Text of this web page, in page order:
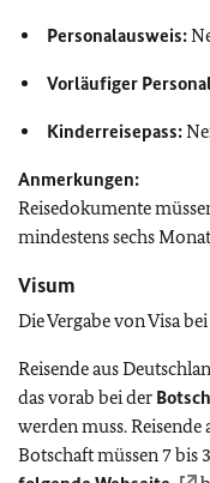
Personalausweis:
Vorläufiger
Kinderreisepass:
Anmerkungen:
Reisedokumente
mindestens sechs
Visum
Die Vergabe von Visa
Reisende aus
das vorab bei der
werden muss.
Botschaft müssen 7 bis